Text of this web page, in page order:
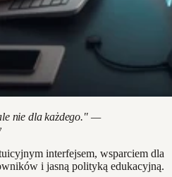
nie dla każdego." —
interfejsem, wsparciem dla
i jasną polityką edukacyjną.